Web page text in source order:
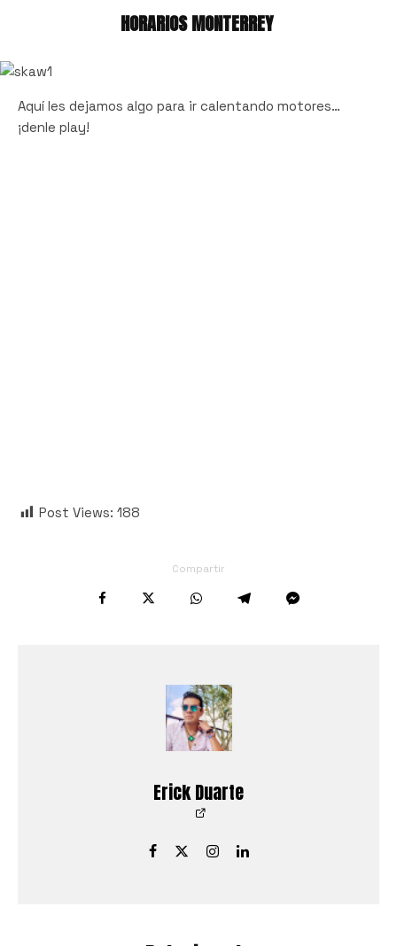
HORARIOS MONTERREY
Aquí les dejamos algo para ir calentando motores…
¡denle play!
Post Views: 188
Compartir
Erick Duarte